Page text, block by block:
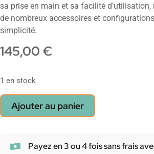
sa prise en main et sa facilité
de nombreux accessoires et
simplicité.
145,00 €
1 en stock
Ajouter au panier
Payez en 3 ou 4 fois sans frais